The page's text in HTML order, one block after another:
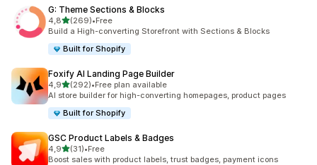
G: Theme Sections & Blocks
4,85 yıldız üzerinden
(269)
toplam 269 değerlendirme
•Free
Build a High-converting Storefront with Sections & Blocks
Built for Shopify
Foxify AI Landing Page Builder
4,95 yıldız üzerinden
(292)
toplam 292 değerlendirme
•Free plan available
AI store builder for high-converting homepages, product pages
Built for Shopify
GSC Product Labels & Badges
4,95 yıldız üzerinden
(31)
toplam 31 değerlendirme
•Free
Boost sales with product labels, trust badges, payment icons